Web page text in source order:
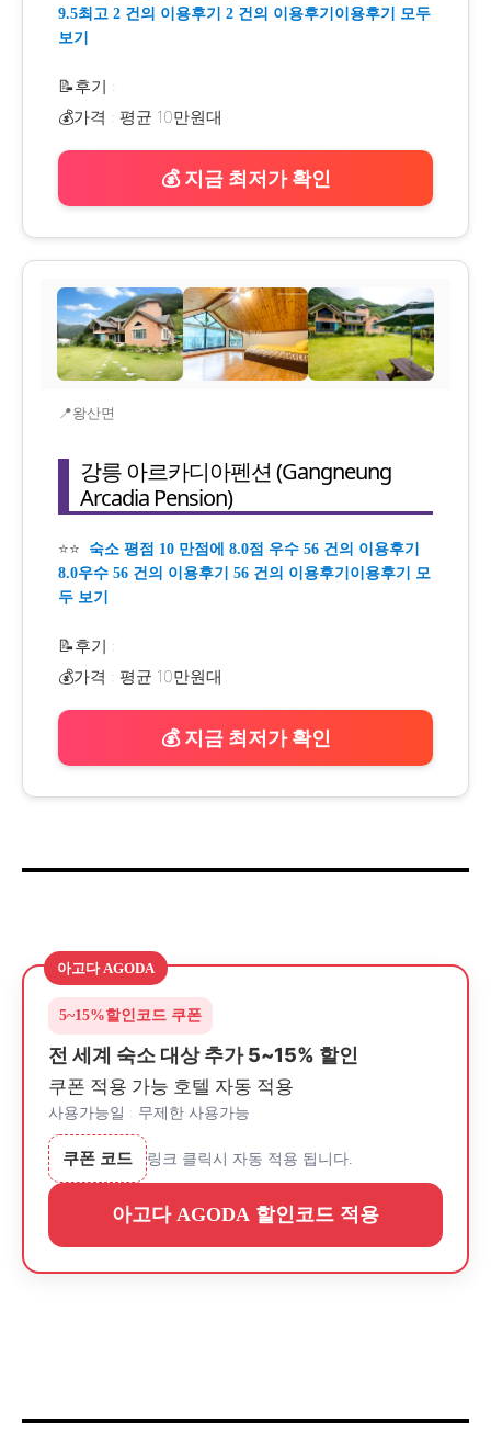
9.5최고 2 건의 이용후기 2 건의 이용후기이용후기 모두
보기
📝후기 :
💰가격 : 평균 10만원대
💰 지금 최저가 확인
📍왕산면
강릉 아르카디아펜션 (Gangneung
Arcadia Pension)
⭐⭐
숙소 평점 10 만점에 8.0점 우수 56 건의 이용후기
8.0우수 56 건의 이용후기 56 건의 이용후기이용후기 모
두 보기
📝후기 :
💰가격 : 평균 10만원대
💰 지금 최저가 확인
아고다 AGODA
5~15%할인코드 쿠폰
전 세계 숙소 대상 추가 5~15% 할인
쿠폰 적용 가능 호텔 자동 적용
사용가능일 : 무제한 사용가능
쿠폰 코드 링크 클릭시 자동 적용 됩니다.
아고다 AGODA 할인코드 적용